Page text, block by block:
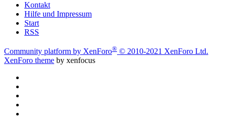
Kontakt
Hilfe und Impressum
Start
RSS
Community platform by XenForo® © 2010-2021 XenForo Ltd.
XenForo theme by xenfocus